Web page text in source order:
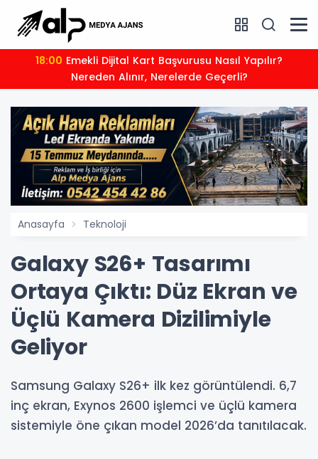
18:00
Nereden Alınır, Nerelerde Geçerli?
Anasayfa Teknoloji
Galaxy S26+ Tasarımı
Ortaya Çıktı: Düz Ekran ve
Üçlü Kamera Dizilimiyle
Geliyor
Samsung Galaxy S26+ ilk kez görüntülendi. 6,7
inç ekran, Exynos 2600 işlemci ve üçlü kamera
sistemiyle öne çıkan model 2026’da tanıtılacak.